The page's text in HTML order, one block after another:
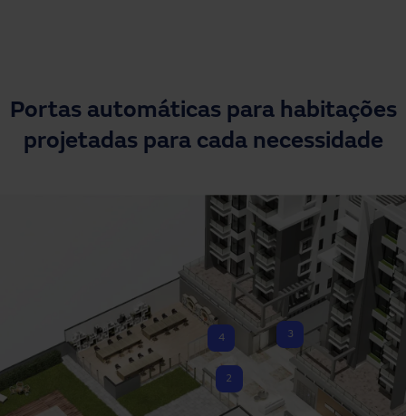
Portas automáticas para habitações
projetadas para cada necessidade
2
3
4